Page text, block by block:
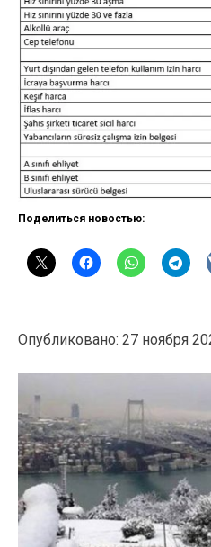
Поделиться новостью:
Опубликовано: 27 ноября